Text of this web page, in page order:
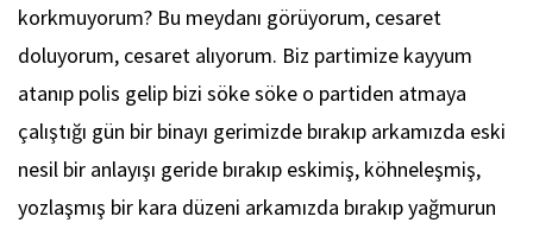
korkmuyorum? Bu meydanı görüyorum, cesaret
doluyorum, cesaret alıyorum. Biz partimize kayyum
atanıp polis gelip bizi söke söke o partiden atmaya
çalıştığı gün bir binayı gerimizde bırakıp arkamızda eski
nesil bir anlayışı geride bırakıp eskimiş, köhneleşmiş,
yozlaşmış bir kara düzeni arkamızda bırakıp yağmurun